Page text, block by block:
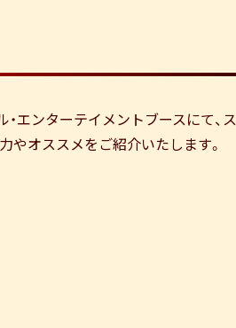
エンターテイメントブースにて、ス
やオススメをご紹介いたします。